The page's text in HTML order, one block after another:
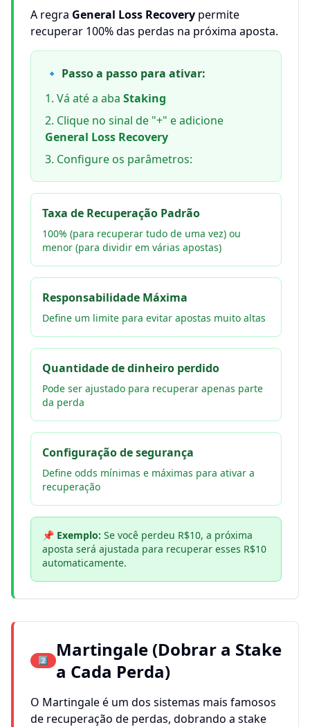
A regra General Loss Recovery permite
recuperar 100% das perdas na próxima aposta.
🔹 Passo a passo para ativar:
Vá até a aba Staking
Clique no sinal de "+" e adicione
General Loss Recovery
Configure os parâmetros:
Taxa de Recuperação Padrão
100% (para recuperar tudo de uma vez) ou
menor (para dividir em várias apostas)
Responsabilidade Máxima
Define um limite para evitar apostas muito altas
Quantidade de dinheiro perdido
Pode ser ajustado para recuperar apenas parte
da perda
Configuração de segurança
Define odds mínimas e máximas para ativar a
recuperação
📌 Exemplo: Se você perdeu R$10, a próxima
aposta será ajustada para recuperar esses R$10
automaticamente.
2️⃣
Martingale (Dobrar a Stake
a Cada Perda)
O Martingale é um dos sistemas mais famosos
de recuperação de perdas, dobrando a stake